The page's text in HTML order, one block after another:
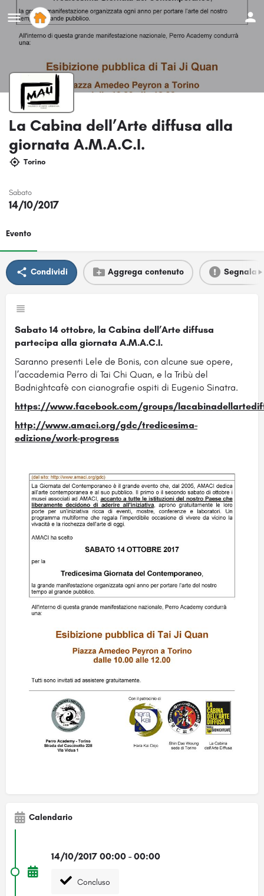
La Cabina dell’Arte diffusa alla
giornata A.M.A.C.I.
Torino
Sabato
14/10/2017
Evento
Condividi Aggrega contenuto Segnala
Sabato 14 ottobre, la Cabina dell’Arte diffusa
partecipa alla giornata A.M.A.C.I.
Saranno presenti Lele de Bonis, con alcune sue opere,
l’accademia Perro di Tai Chi Quan, e la Tribù del
Badnightcafè con cianografie ospiti di Eugenio Sinatra.
https://www.facebook.com/groups/
http://www.amaci.org/gdc/tredicesima-
edizione/work-progress
Calendario
14/10/2017 00:00 - 00:00
Concluso